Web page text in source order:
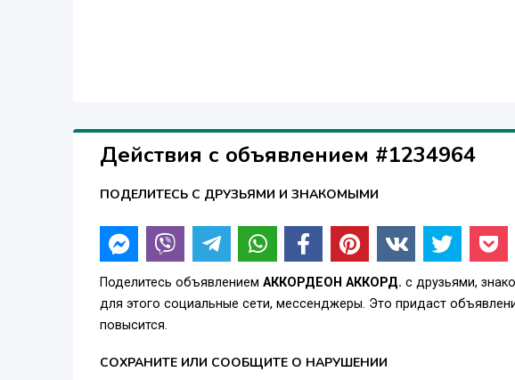
Действия с объявлением #1234964
ПОДЕЛИТЕСЬ С ДРУЗЬЯМИ И ЗНАКОМЫМИ
Поделитесь объявлением АККОРДЕОН АККОРД. с друзьями,
для этого социальные сети, мессенджеры. Это придаст
повысится.
СОХРАНИТЕ ИЛИ СООБЩИТЕ О НАРУШЕНИИ